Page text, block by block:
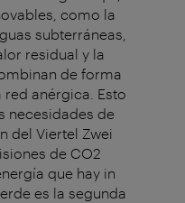
como la
subterráneas,
residual y la
de forma
anérgica. Esto
necesidades de
del Viertel Zwei
de CO2
que hay in
es la segunda